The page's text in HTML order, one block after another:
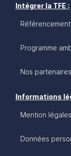
Intégrer la TFE :
Programme
Nos partenaires
Informations
Mention légales
Données